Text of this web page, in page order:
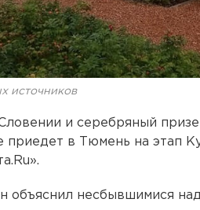
источников
и серебряный
приедет в Тюмень на этап
объяснил несбывшимися